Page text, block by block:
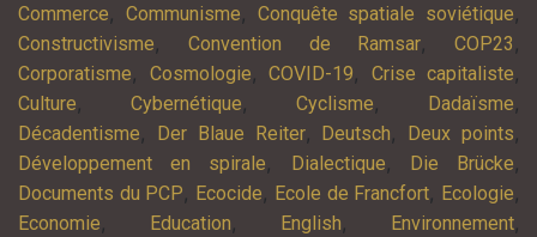
Commerce, Communisme, Conquête spatiale soviétique,
Constructivisme, Convention de Ramsar, COP23 ,
Corporatisme, Cosmologie, COVID-19, Crise capitaliste,
Culture, Cybernétique, Cyclisme, Dadaïsme,
Décadentisme, Der Blaue Reiter, Deutsch, Deux points,
Développement en spirale, Dialectique, Die Brücke,
Documents du PCP, Ecocide, Ecole de Francfort, Ecologie,
Economie, Education, English, Environnement,